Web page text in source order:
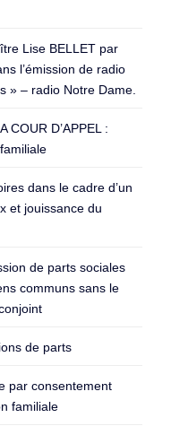
Lise BELLET par
l’émission de radio
» – radio Notre Dame.
COUR D’APPEL :
dans le cadre d’un
et jouissance du
de parts sociales
communs sans le
de parts
par consentement
familiale